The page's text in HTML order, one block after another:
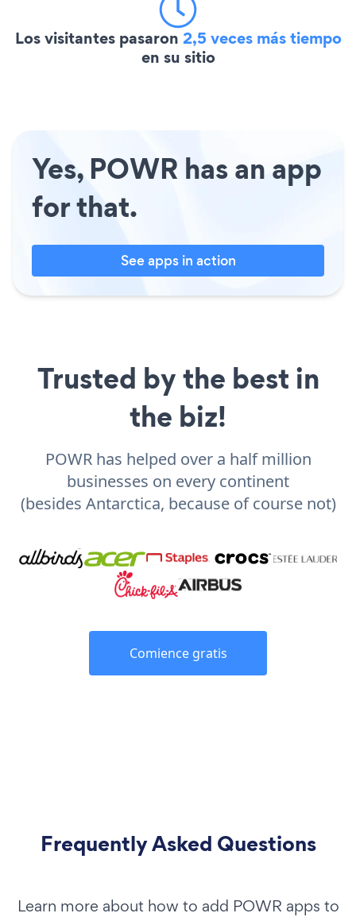
Los visitantes pasaron 2,5 veces más tiempo
en su sitio
Yes, POWR has an app
for that.
See apps in action
Trusted by the best in
the biz!
POWR has helped over a half million
businesses on every continent
(besides Antarctica, because of course not)
Comience gratis
Frequently Asked Questions
Learn more about how to add POWR apps to